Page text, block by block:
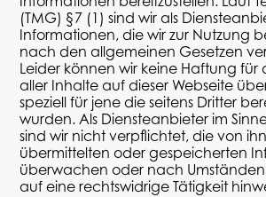
(TMG) §7 (1) sind wir als
Informationen, die wir zur Nutzung
nach den allgemeinen Gesetzen
Leider können wir keine Haftung für
aller Inhalte auf dieser Webseite
speziell für jene die seitens Dritter
wurden. Als Diensteanbieter im
sind wir nicht verpflichtet, die von
übermittelten oder gespeicherten
überwachen oder nach
auf eine rechtswidrige Tätigkeit